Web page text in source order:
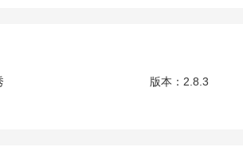
版本： 2.8.3